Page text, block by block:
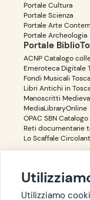
Portale Cultura
Portale Scienza
Portale Arte
Portale Archeologia
Portale
ACNP Catalogo
Emeroteca Digitale
Fondi Musicali
Libri Antichi in
Manoscritti
MediaLibraryOnline
OPAC SBN Catalogo
Reti documentarie
Lo Scaffale
Accessibilità Privacy
Utilizziamo